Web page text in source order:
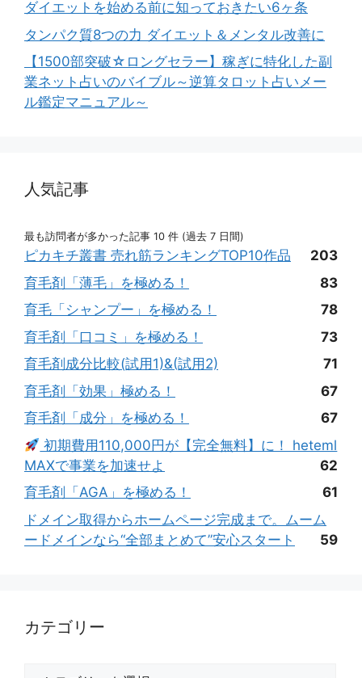
ダイエットを始める前に知っておきたい6ヶ条
タンパク質8つの力 ダイエット＆メンタル改善に
【1500部突破☆ロングセラー】稼ぎに特化した副
業ネット占いのバイブル～逆算タロット占いメー
ル鑑定マニュアル～
人気記事
最も訪問者が多かった記事 10 件 (過去 7 日間)
ピカキチ叢書 売れ筋ランキングTOP10作品
203
育毛剤「薄毛」を極める！
83
育毛「シャンプー」を極める！
78
育毛剤「口コミ」を極める！
73
育毛剤成分比較(試用1)&(試用2)
71
育毛剤「効果」極める！
67
育毛剤「成分」を極める！
67
初期費用110,000円が【完全無料】に！ heteml
MAXで事業を加速せよ
62
育毛剤「AGA」を極める！
61
ドメイン取得からホームページ完成まで。ムーム
ードメインなら“全部まとめて”安心スタート
59
カテゴリー